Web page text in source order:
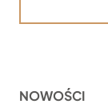
NOWOŚCI